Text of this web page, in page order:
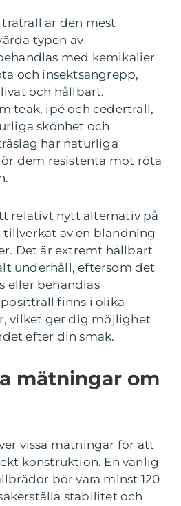
är den mest
typen av
med kemikalier
och insektsangrepp,
och hållbart.
teak, ipé och cedertrall,
skönhet och
har naturliga
dem resistenta mot röta
relativt nytt alternativ på
tillverkat av en blandning
Det är extremt hållbart
underhåll, eftersom det
eller behandlas
finns i olika
vilket ger dig möjlighet
efter din smak.
mätningar om
vissa mätningar för att
konstruktion. En vanlig
bör vara minst 120
stabilitet och